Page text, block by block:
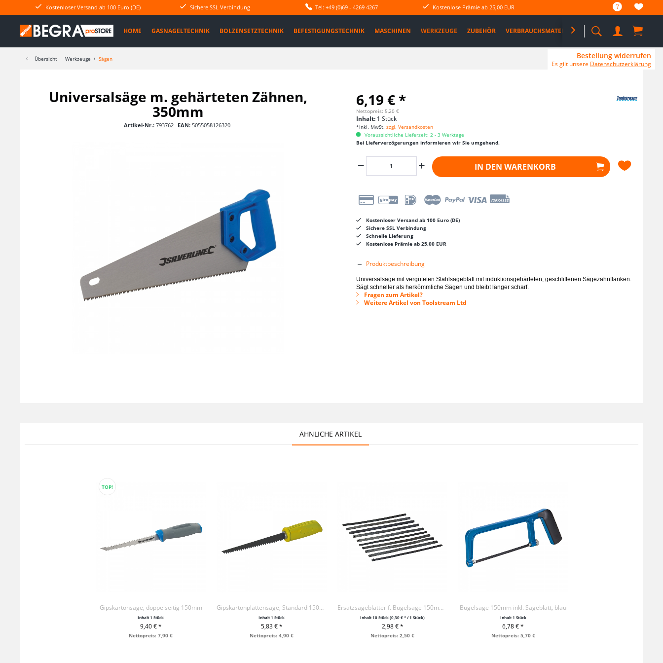
Kostenloser Versand ab 100 Euro (DE) Sichere SSL Verbindung Tel: +49 (0)69 - 4269 4267 Kostenlose Prämie ab 25,00 EUR
HOME GASNAGELTECHNIK BOLZENSETZTECHNIK BEFESTIGUNGSTECHNIK MASCHINEN WERKZEUGE ZUBEHÖR VERBRAUCHSMATERIAL %SALE% PRO DEALS

Übersicht Werkzeuge Sägen
Universalsäge m. gehärteten Zähnen,
350mm
Artikel-Nr.: 793762 EAN: 5055058126320
6,19 € *
Nettopreis: 5,20 €
Inhalt: 1 Stück
*inkl. MwSt. zzgl. Versandkosten
Voraussichtliche Lieferzeit: 2 - 3 Werktage
Bei Lieferverzögerungen informieren wir Sie umgehend.
IN DEN WARENKORB
Kostenloser Versand ab 100 Euro (DE)
Sichere SSL Verbindung
Schnelle Lieferung
Kostenlose Prämie ab 25,00 EUR
Produktbeschreibung
Universalsäge mit vergüteten Stahlsägeblatt mit induktionsgehärteten, geschliffenen Sägezahnflanken.
Sägt schneller als herkömmliche Sägen und bleibt länger scharf.
Fragen zum Artikel?
Weitere Artikel von Toolstream Ltd
ÄHNLICHE ARTIKEL
TOP!
Gipskartonsäge, doppelseitig 150mm
Inhalt1 Stück
9,40 € *
+ IN DEN WARENKORB
Nettopreis: 7,90 €
Gipskartonplattensäge, Standard 150mm
Inhalt1 Stück
5,83 € *
+ IN DEN WARENKORB
Nettopreis: 4,90 €
Ersatzsägeblätter f. Bügelsäge 150mm 10er Pack
Inhalt10 Stück(0,30 € * / 1 Stück)
2,98 € *
+ IN DEN WARENKORB
Nettopreis: 2,50 €
Bügelsäge 150mm inkl. Sägeblatt, blau
Inhalt1 Stück
6,78 € *
+ IN DEN WARENKORB
Nettopreis: 5,70 €
Bestellung widerrufen
Es gilt unsere Datenschutzerklärung